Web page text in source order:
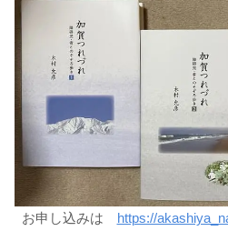
お申し込みは https://